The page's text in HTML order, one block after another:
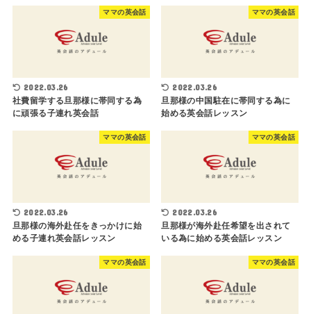
ママの英会話
2022.03.26
社費留学する旦那様に帯同する為
に頑張る子連れ英会話
ママの英会話
2022.03.26
旦那様の中国駐在に帯同する為に
始める英会話レッスン
ママの英会話
2022.03.26
旦那様の海外赴任をきっかけに始
める子連れ英会話レッスン
ママの英会話
2022.03.26
旦那様が海外赴任希望を出されて
いる為に始める英会話レッスン
ママの英会話 ママの英会話
03-6435-0076 無料体験はこちら